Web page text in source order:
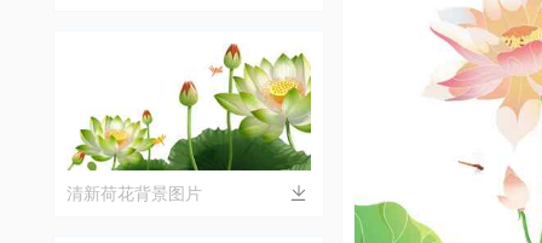
清新荷花背景图片